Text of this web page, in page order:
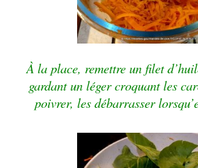
À la place, remettre un filet
gardant un léger croquant les
poivrer, les débarrasser